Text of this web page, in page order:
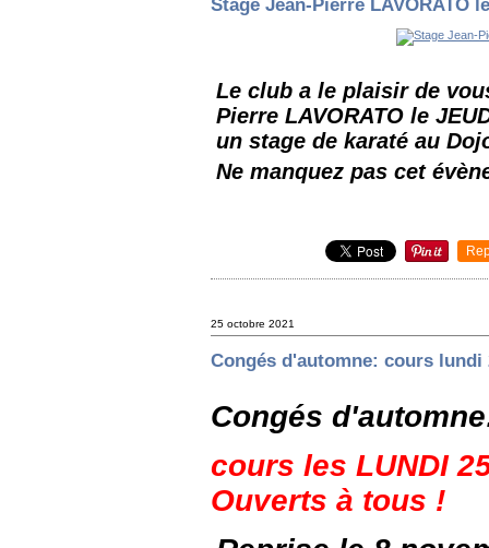
Stage Jean-Pierre LAVORATO
Le club a le plaisir de
Pierre LAVORATO le
un stage de karaté au
Ne manquez pas cet
25 octobre 2021
Congés d'automne: cours lundi
Congés
cours les LUNDI
Ouverts à tous !